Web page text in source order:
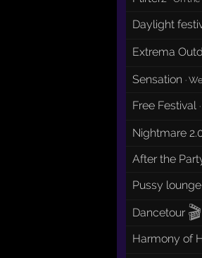
Daylight
Extrema
Sensation ·
Free Festival
Nightmare
After the
Pussy lounge
Dancetour 🎬
Harmony of